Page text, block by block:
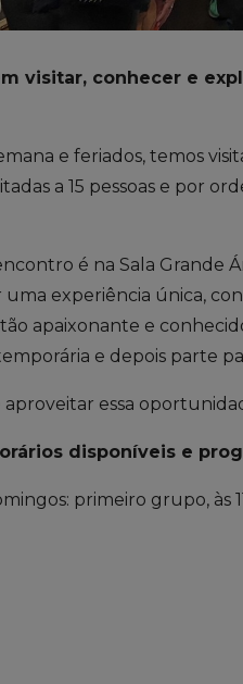
visitar, conhecer e
e feriados, temos
a 15 pessoas e por
é na Sala Grande
uma experiência única,
tão apaixonante e
e depois parte
aproveitar essa
disponíveis e
primeiro grupo, às